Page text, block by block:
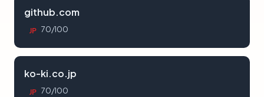
github.com
JP 70/100
ko-ki.co.jp
JP 70/100